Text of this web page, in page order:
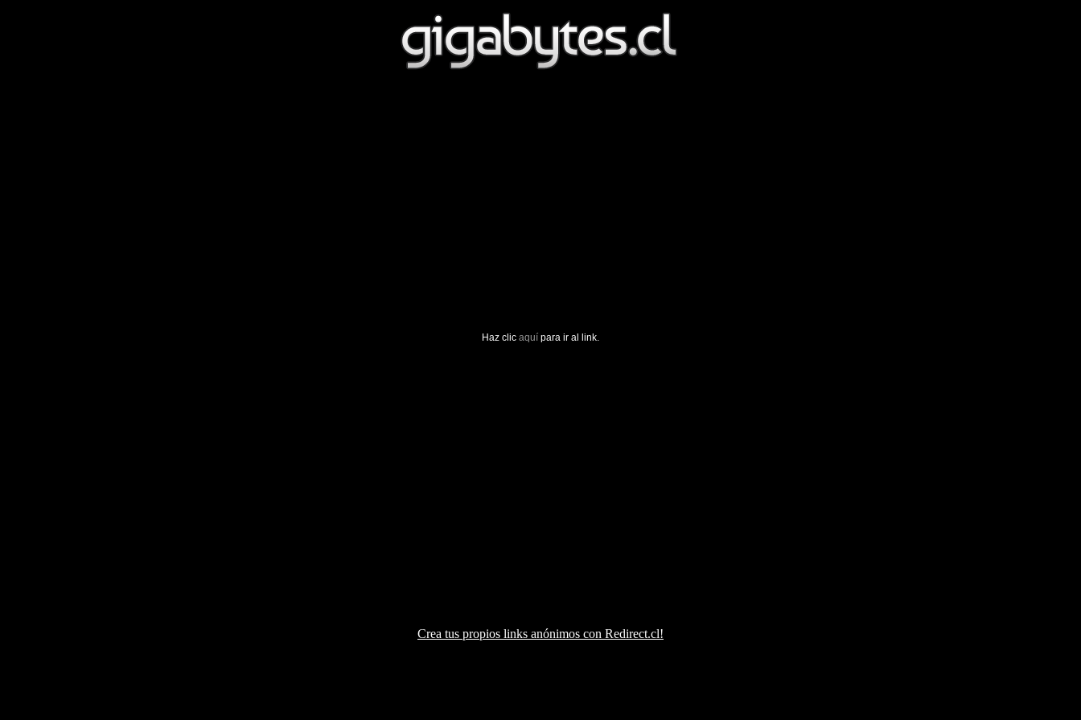
Haz clic aquí para ir al link.
Crea tus propios links anónimos con Redirect.cl!